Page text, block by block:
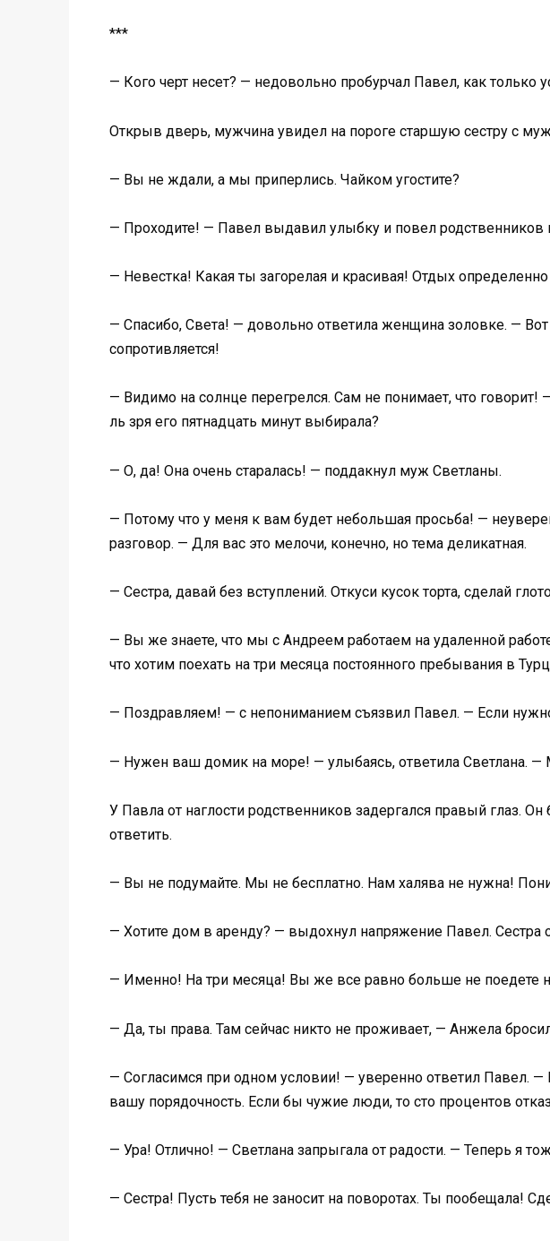
***
— Кого черт несет? — недовольно пробурчал Павел, как только
Открыв дверь, мужчина увидел на пороге старшую сестру с
— Вы не ждали, а мы приперлись. Чайком угостите?
— Проходите! — Павел выдавил улыбку и повел родственников
— Невестка! Какая ты загорелая и красивая! Отдых
— Спасибо, Света! — довольно ответила женщина золовке. —
сопротивляется!
— Видимо на солнце перегрелся. Сам не понимает, что говорит!
ль зря его пятнадцать минут выбирала?
— О, да! Она очень старалась! — поддакнул муж Светланы.
— Потому что у меня к вам будет небольшая просьба! —
разговор. — Для вас это мелочи, конечно, но тема деликатная.
— Сестра, давай без вступлений. Откуси кусок торта, сделай
— Вы же знаете, что мы с Андреем работаем на удаленной
что хотим поехать на три месяца постоянного пребывания в
— Поздравляем! — с непониманием съязвил Павел. — Если
— Нужен ваш домик на море! — улыбаясь, ответила Светлана.
У Павла от наглости родственников задергался правый глаз.
ответить.
— Вы не подумайте. Мы не бесплатно. Нам халява не нужна!
— Хотите дом в аренду? — выдохнул напряжение Павел. Сестра
— Именно! На три месяца! Вы же все равно больше не поедете
— Да, ты права. Там сейчас никто не проживает, — Анжела
— Согласимся при одном условии! — уверенно ответил Павел.
вашу порядочность. Если бы чужие люди, то сто процентов
— Ура! Отлично! — Светлана запрыгала от радости. — Теперь я
— Сестра! Пусть тебя не заносит на поворотах. Ты пообещала!